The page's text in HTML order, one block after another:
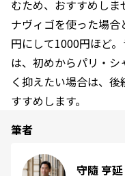
むため、おすすめしま
ナヴィゴを使った場
円にして1000円ほど
は、初めからパリ・
く抑えたい場合は、
すすめします。
筆者
守隨 亨延